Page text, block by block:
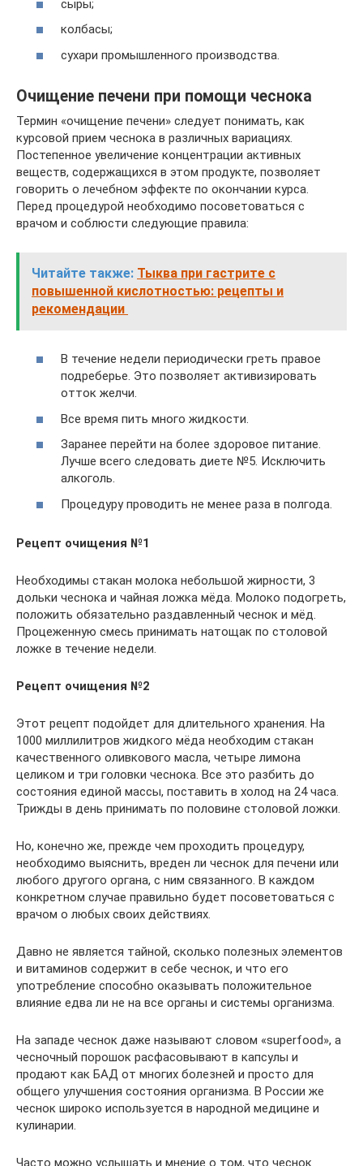
сыры;
колбасы;
сухари промышленного производства.
Очищение печени при помощи чеснока
Термин «очищение печени» следует понимать, как
курсовой прием чеснока в различных вариациях.
Постепенное увеличение концентрации активных
веществ, содержащихся в этом продукте, позволяет
говорить о лечебном эффекте по окончании курса.
Перед процедурой необходимо посоветоваться с
врачом и соблюсти следующие правила:
Читайте также: Тыква при гастрите с
повышенной кислотностью: рецепты и
рекомендации
В течение недели периодически греть правое
подреберье. Это позволяет активизировать
отток желчи.
Все время пить много жидкости.
Заранее перейти на более здоровое питание.
Лучше всего следовать диете №5. Исключить
алкоголь.
Процедуру проводить не менее раза в полгода.
Рецепт очищения №1
Необходимы стакан молока небольшой жирности, 3
дольки чеснока и чайная ложка мёда. Молоко подогреть,
положить обязательно раздавленный чеснок и мёд.
Процеженную смесь принимать натощак по столовой
ложке в течение недели.
Рецепт очищения №2
Этот рецепт подойдет для длительного хранения. На
1000 миллилитров жидкого мёда необходим стакан
качественного оливкового масла, четыре лимона
целиком и три головки чеснока. Все это разбить до
состояния единой массы, поставить в холод на 24 часа.
Трижды в день принимать по половине столовой ложки.
Но, конечно же, прежде чем проходить процедуру,
необходимо выяснить, вреден ли чеснок для печени или
любого другого органа, с ним связанного. В каждом
конкретном случае правильно будет посоветоваться с
врачом о любых своих действиях.
Давно не является тайной, сколько полезных элементов
и витаминов содержит в себе чеснок, и что его
употребление способно оказывать положительное
влияние едва ли не на все органы и системы организма.
На западе чеснок даже называют словом «superfood», а
чесночный порошок расфасовывают в капсулы и
продают как БАД от многих болезней и просто для
общего улучшения состояния организма. В России же
чеснок широко используется в народной медицине и
кулинарии.
Часто можно услышать и мнение о том, что чеснок